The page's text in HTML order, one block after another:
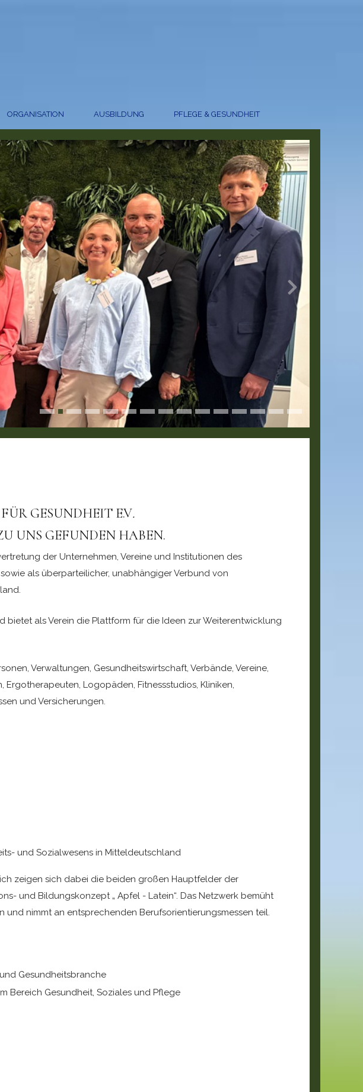
ORGANISATION AUSBILDUNG PFLEGE & GESUNDHEIT
GESUNDHEIT E.V.
UNS GEFUNDEN HABEN.
der Unternehmen, Vereine und Institutionen des
als überparteilicher, unabhängiger Verbund von
als Verein die Plattform für die Ideen zur Weiterentwicklung
Verwaltungen, Gesundheitswirtschaft, Verbände, Vereine,
Logopäden, Fitnessstudios, Kliniken,
und Versicherungen.
und Sozialwesens in Mitteldeutschland
zeigen sich dabei die beiden großen Hauptfelder der
und Bildungskonzept „ Apfel - Latein“. Das Netzwerk bemüht
nimmt an entsprechenden Berufsorientierungsmessen teil.
Gesundheitsbranche
Bereich Gesundheit, Soziales und Pflege